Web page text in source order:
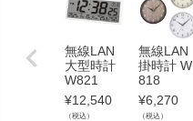
無線LAN
大型時計
W821
¥12,540
（税込）
無線LAN
掛時計 W
818
¥6,270
（税込）